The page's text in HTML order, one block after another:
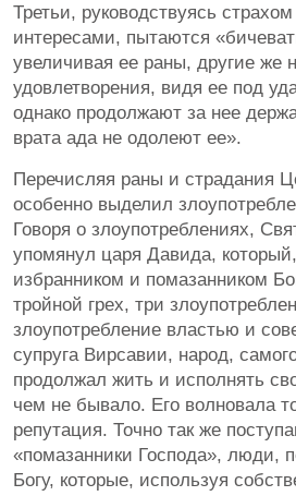
Третьи, руководствуясь
интересами, пытаются
увеличивая ее раны, другие же
удовлетворения, видя ее под
однако продолжают за нее
врата ада не одолеют ее».
Перечисляя раны и страдания
особенно выделил
Говоря о злоупотреблениях,
упомянул царя Давида,
избранником и помазанником
тройной грех, три
злоупотребление властью и
супруга Вирсавии, народ,
продолжал жить и исполнять
чем не бывало. Его волновала
репутация. Точно так же
«помазанники Господа», люди,
Богу, которые, используя